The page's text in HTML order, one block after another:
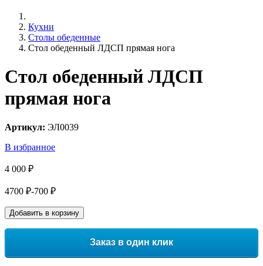
Кухни
Столы обеденные
Стол обеденный ЛДСП прямая нога
Стол обеденный ЛДСП
прямая нога
Артикул: ЭЛ0039
В избранное
4 000 ₽
4700 ₽-700 ₽
Добавить в корзину
Заказ в один клик